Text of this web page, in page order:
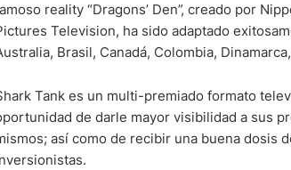
reality “Dragons’ Den”, creado por
Television, ha sido adaptado
Brasil, Canadá, Colombia,
Tank es un multi-premiado formato
de darle mayor visibilidad a sus
así como de recibir una buena dosis